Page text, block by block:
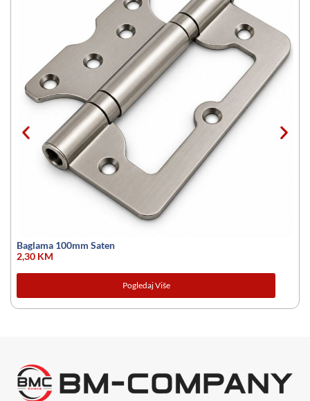
Baglama 100mm Saten
2,30 KM
Pogledaj Više